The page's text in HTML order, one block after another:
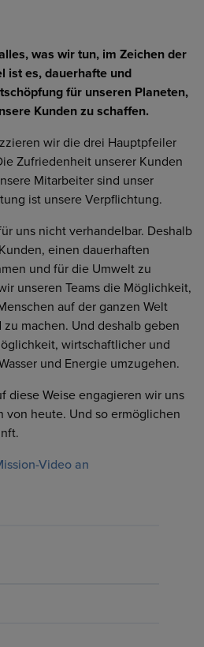
was wir tun, im Zeichen der
ist es, dauerhafte und
für unseren Planeten,
Kunden zu schaffen.
wir die drei Hauptpfeiler
Zufriedenheit unserer Kunden
Mitarbeiter sind unser
ist unsere Verpflichtung.
uns nicht verhandelbar. Deshalb
einen dauerhaften
und für die Umwelt zu
unseren Teams die Möglichkeit,
auf der ganzen Welt
machen. Und deshalb geben
wirtschaftlicher und
und Energie umzugehen.
diese Weise engagieren wir uns
von heute. Und so ermöglichen
Video an